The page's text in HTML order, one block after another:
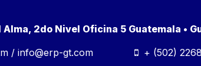
2do Nivel Oficina 5 Guatemala •
/info@erp-gt.com + (502)